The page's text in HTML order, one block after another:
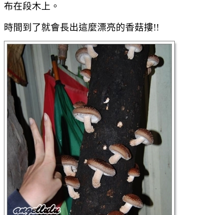
布在段木上。
時間到了就會長出這麼漂亮的香菇摟!!